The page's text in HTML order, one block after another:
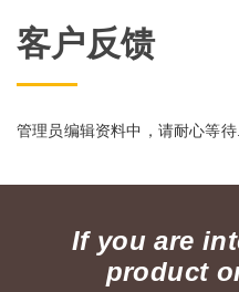
客户反馈
管理员编辑资料中，请耐心等待
If you are
product